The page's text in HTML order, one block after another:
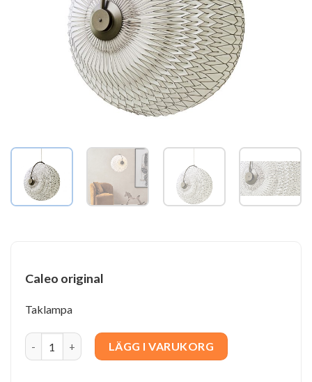
Caleo original
Taklampa
Caleo original quantityLÄGG I VARUKORG